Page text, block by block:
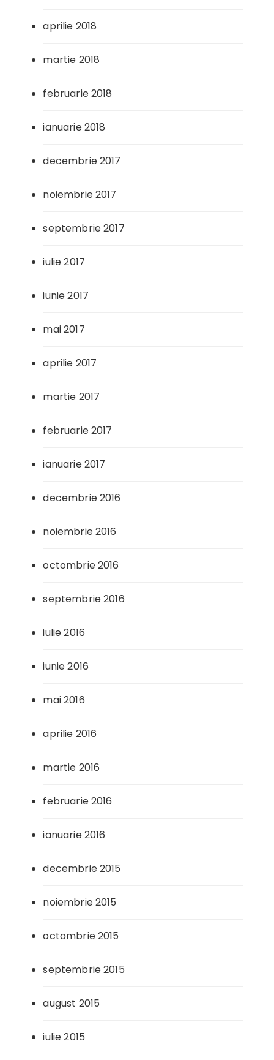
aprilie 2018
martie 2018
februarie 2018
ianuarie 2018
decembrie 2017
noiembrie 2017
septembrie 2017
iulie 2017
iunie 2017
mai 2017
aprilie 2017
martie 2017
februarie 2017
ianuarie 2017
decembrie 2016
noiembrie 2016
octombrie 2016
septembrie 2016
iulie 2016
iunie 2016
mai 2016
aprilie 2016
martie 2016
februarie 2016
ianuarie 2016
decembrie 2015
noiembrie 2015
octombrie 2015
septembrie 2015
august 2015
iulie 2015